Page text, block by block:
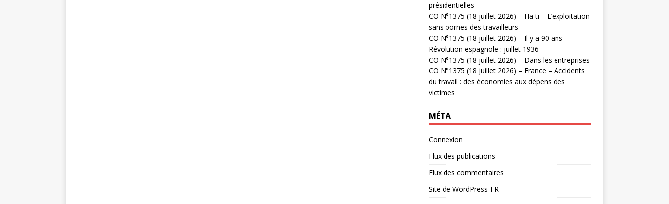
présidentielles
CO N°1375 (18 juillet 2026) – Haïti – L’exploitation
sans bornes des travailleurs
CO N°1375 (18 juillet 2026) – Il y a 90 ans –
Révolution espagnole : juillet 1936
CO N°1375 (18 juillet 2026) – Dans les entreprises
CO N°1375 (18 juillet 2026) – France – Accidents
du travail : des économies aux dépens des
victimes
MÉTA
Connexion
Flux des publications
Flux des commentaires
Site de WordPress-FR